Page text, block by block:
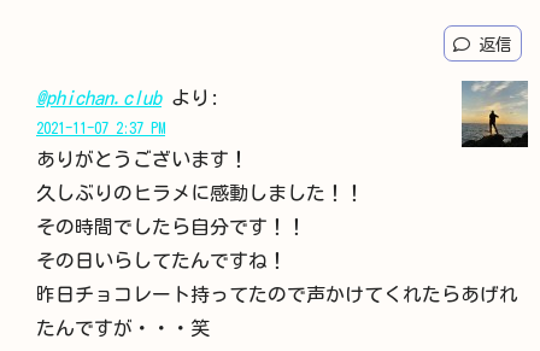
返信
@phichan.club より:
2021-11-07 2:37 PM
ありがとうございます！
久しぶりのヒラメに感動しました！！
その時間でしたら自分です！！
その日いらしてたんですね！
昨日チョコレート持ってたので声かけてくれたらあげれ
たんですが・・・笑